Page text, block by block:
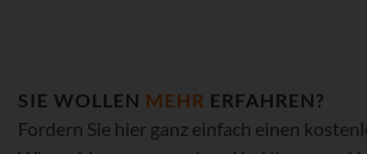
SIE WOLLEN MEHR ERFAHREN?
Fordern Sie hier ganz einfach einen